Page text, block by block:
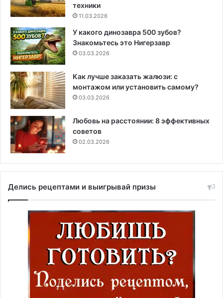
техники
11.03.2026
У какого динозавра 500 зубов?
Знакомьтесь это Нигерзавр
03.03.2026
Как лучше заказать жалюзи: с
монтажом или установить самому?
03.03.2026
Любовь на расстоянии: 8 эффективных
советов
02.03.2026
Делись рецептами и выигрывай призы